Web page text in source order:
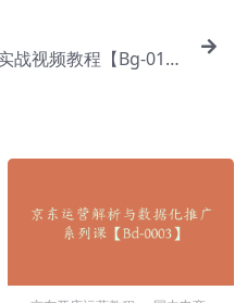
战视频教程【Bg-014